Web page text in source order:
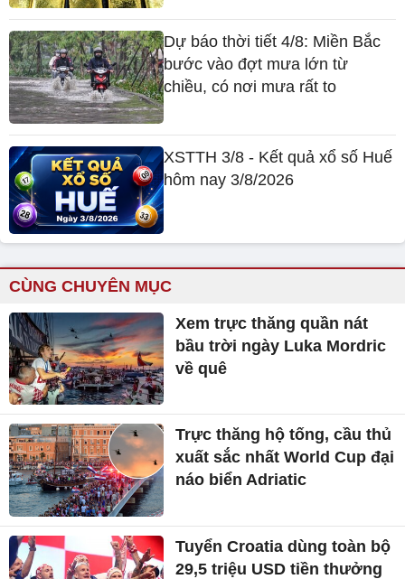
Dự báo thời tiết 4/8: Miền Bắc
bước vào đợt mưa lớn từ
chiều, có nơi mưa rất to
XSTTH 3/8 - Kết quả xổ số Huế
hôm nay 3/8/2026
CÙNG CHUYÊN MỤC
Xem trực thăng quần nát
bầu trời ngày Luka Mordric
về quê
Trực thăng hộ tống, cầu thủ
xuất sắc nhất World Cup đại
náo biển Adriatic
Tuyển Croatia dùng toàn bộ
29,5 triệu USD tiền thưởng